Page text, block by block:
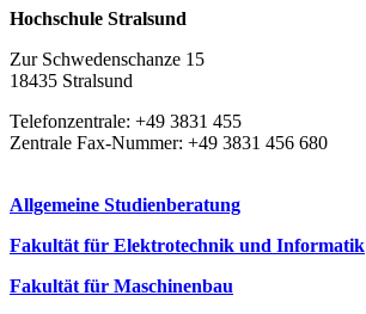
Hochschule Stralsund
Zur Schwedenschanze 15
18435 Stralsund
Telefonzentrale: +49 3831 455
Zentrale Fax-Nummer: +49 3831 456 680
Allgemeine Studienberatung
Fakultät für Elektrotechnik und Informatik
Fakultät für Maschinenbau